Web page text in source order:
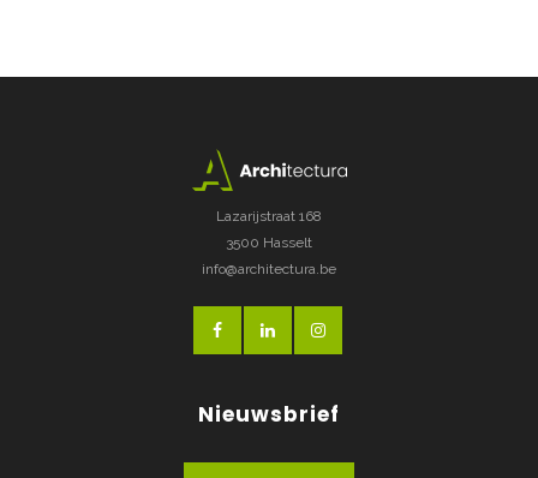
Lazarijstraat 168
3500 Hasselt
info@architectura.be
Nieuwsbrief